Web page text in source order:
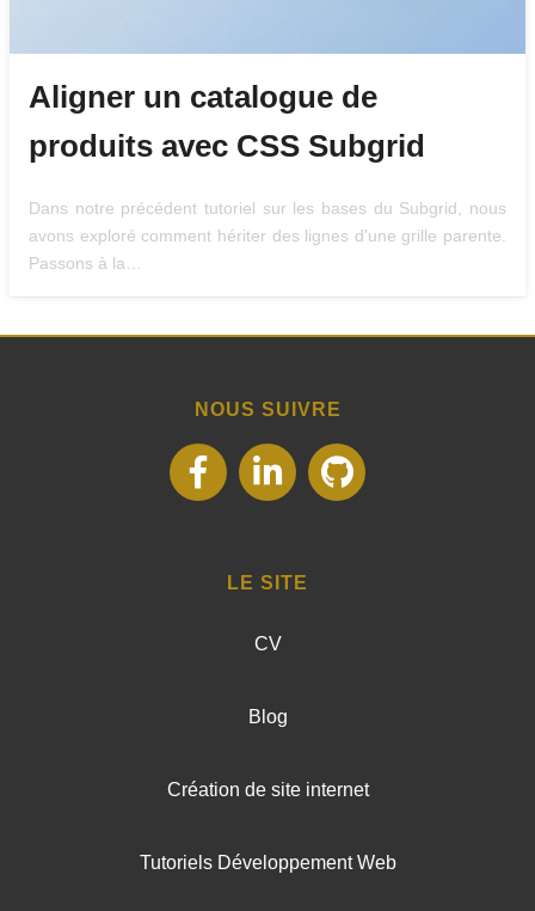
Aligner un catalogue de
produits avec CSS Subgrid
Dans notre précédent tutoriel sur les bases du Subgrid, nous
avons exploré comment hériter des lignes d'une grille parente.
Passons à la…
NOUS SUIVRE
suivez-
Facebook
suivez-
LinkedIn
suivez-
LE SITE
CV
Blog
Création de site internet
Tutoriels Développement Web